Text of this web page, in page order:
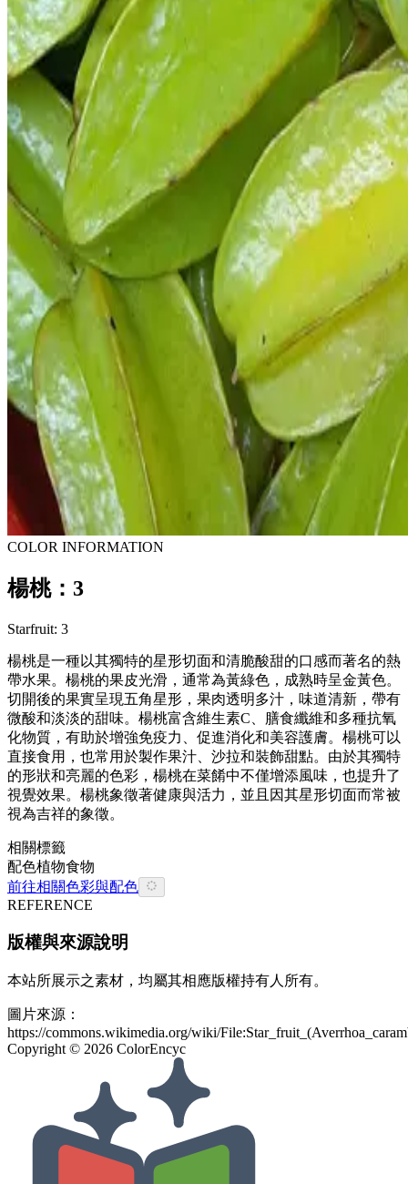
COLOR INFORMATION
楊桃：3
Starfruit: 3
楊桃是一種以其獨特的星形切面和清脆酸甜的口感而著名的熱
帶水果。楊桃的果皮光滑，通常為黃綠色，成熟時呈金黃色。
切開後的果實呈現五角星形，果肉透明多汁，味道清新，帶有
微酸和淡淡的甜味。楊桃富含維生素C、膳食纖維和多種抗氧
化物質，有助於增強免疫力、促進消化和美容護膚。楊桃可以
直接食用，也常用於製作果汁、沙拉和裝飾甜點。由於其獨特
的形狀和亮麗的色彩，楊桃在菜餚中不僅增添風味，也提升了
視覺效果。楊桃象徵著健康與活力，並且因其星形切面而常被
視為吉祥的象徵。
相關標籤
配色植物食物
前往相關色彩與配色
REFERENCE
版權與來源說明
本站所展示之素材，均屬其相應版權持有人所有。
圖片來源：
https://commons.wikimedia.org/wiki/
Copyright © 2026 ColorEncyc